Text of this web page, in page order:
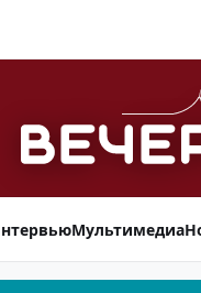
Мультимедиа